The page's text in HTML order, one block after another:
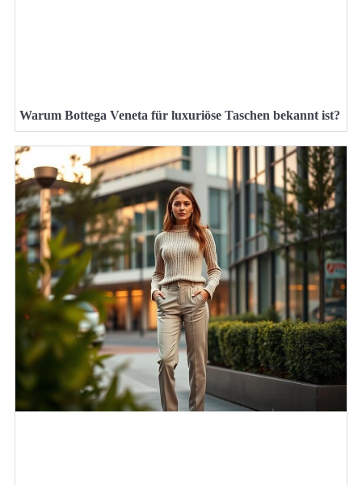
Warum Bottega Veneta für luxuriöse Taschen bekannt ist?